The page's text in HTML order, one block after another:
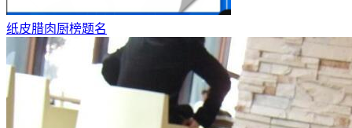
纸皮腊肉厨榜题名